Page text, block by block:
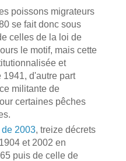
poissons migrateurs
se fait donc sous
celles de la loi de
le motif, mais cette
et
d'autre part
militante de
certaines pêches
2003, treize décrets
et 2002 en
puis de celle de